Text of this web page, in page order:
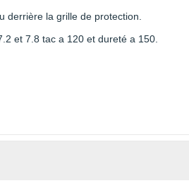
derrière la grille de protection.
et 7.8 tac a 120 et dureté a 150.